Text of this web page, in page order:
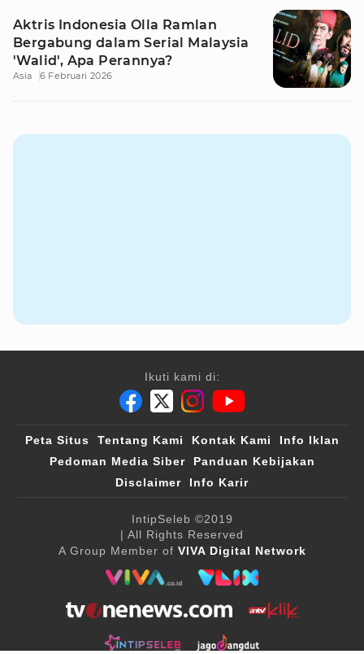
Aktris Indonesia Olla Ramlan
Bergabung dalam Serial Malaysia
'Walid', Apa Perannya?
Asia 6 Februari 2026
Ikuti kami di:
Peta Situs Tentang Kami Kontak Kami
Info Iklan
Pedoman Media Siber
Panduan Kebijakan
Disclaimer
Info Karir
IntipSeleb ©2019
| All Rights Reserved
A Group Member of VIVA Digital Network